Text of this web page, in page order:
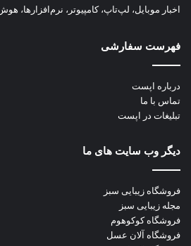
اخبار موبایل، لپ‌تاپ، کامپیوتر،
فهرست سفارشی
درباره اپست
تماس با ما
تبلیغات در اپست
دیگر وب سایت های ما
فروشگاه زیبایی سبز
مجله زیبایی سبز
فروشگاه کوکوهوم
فروشگاه آلان عسل